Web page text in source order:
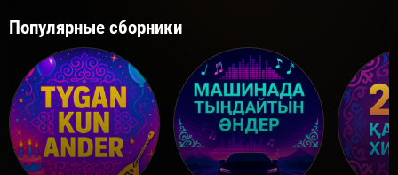
Популярные сборники